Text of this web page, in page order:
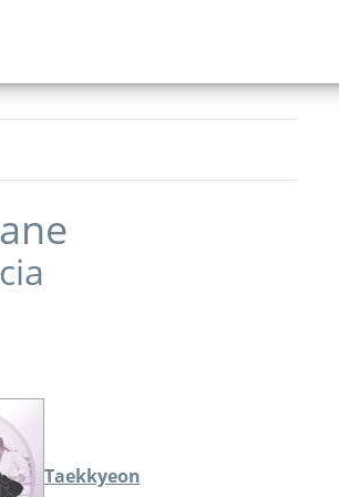
Taekkyeon